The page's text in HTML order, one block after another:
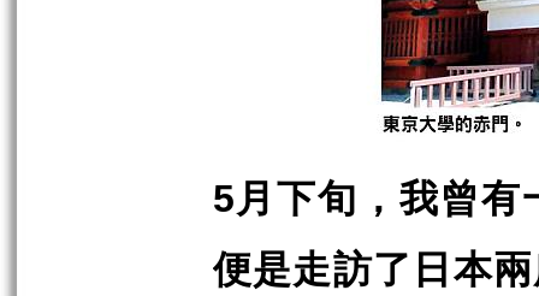
5月下旬，我曾
便是走訪了日本